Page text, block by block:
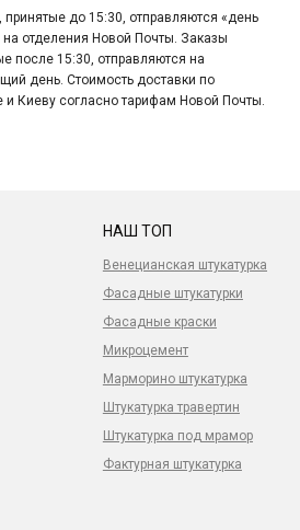
принятые до 15:30, отправляются «день
на отделения Новой Почты. Заказы
после 15:30, отправляются на
день. Стоимость доставки по
и Киеву согласно тарифам Новой Почты.
НАШ ТОП
Венецианская штукатурка
Фасадные штукатурки
Фасадные краски
Микроцемент
Марморино штукатурка
Штукатурка травертин
Штукатурка под мрамор
Фактурная штукатурка